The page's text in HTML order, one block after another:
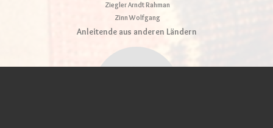
Ziegler Arndt Rahman
Zinn Wolfgang
Anleitende aus anderen Ländern